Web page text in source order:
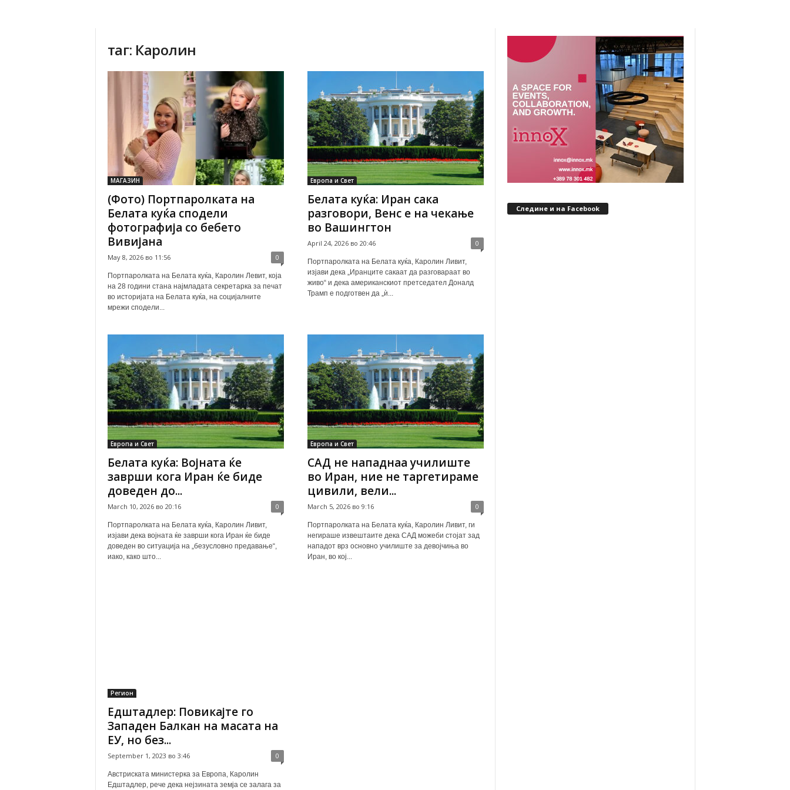
таг: Каролин
МАГАЗИН
(Фото) Портпаролката на
Белата куќа сподели
фотографија со бебето
Вивијана
May 8, 2026 во 11:56 0
Портпаролката на Белата куќа, Каролин Левит, која
на 28 години стана најмладата секретарка за печат
во историјата на Белата куќа, на социјалните
мрежи сподели...
Европа и Свет
Белата куќа: Иран сака
разговори, Венс е на чекање
во Вашингтон
April 24, 2026 во 20:46 0
Портпаролката на Белата куќа, Каролин Ливит,
изјави дека „Иранците сакаат да разговараат во
живо“ и дека американскиот претседател Доналд
Трамп е подготвен да „ѝ...
Европа и Свет
Белата куќа: Војната ќе
заврши кога Иран ќе биде
доведен до...
March 10, 2026 во 20:16 0
Портпаролката на Белата куќа, Каролин Ливит,
изјави дека војната ќе заврши кога Иран ќе биде
доведен во ситуација на „безусловно предавање“,
иако, како што...
Европа и Свет
САД не нападнаа училиште
во Иран, ние не таргетираме
цивили, вели...
March 5, 2026 во 9:16 0
Портпаролката на Белата куќа, Каролин Ливит, ги
негираше извештаите дека САД можеби стојат зад
нападот врз основно училиште за девојчиња во
Иран, во кој...
Регион
Едштадлер: Повикајте го
Западен Балкан на масата на
ЕУ, но без...
September 1, 2023 во 3:46 0
Австриската министерка за Европа, Каролин
Едштадлер, рече дека нејзината земја се залага за
Следине и на Facebook